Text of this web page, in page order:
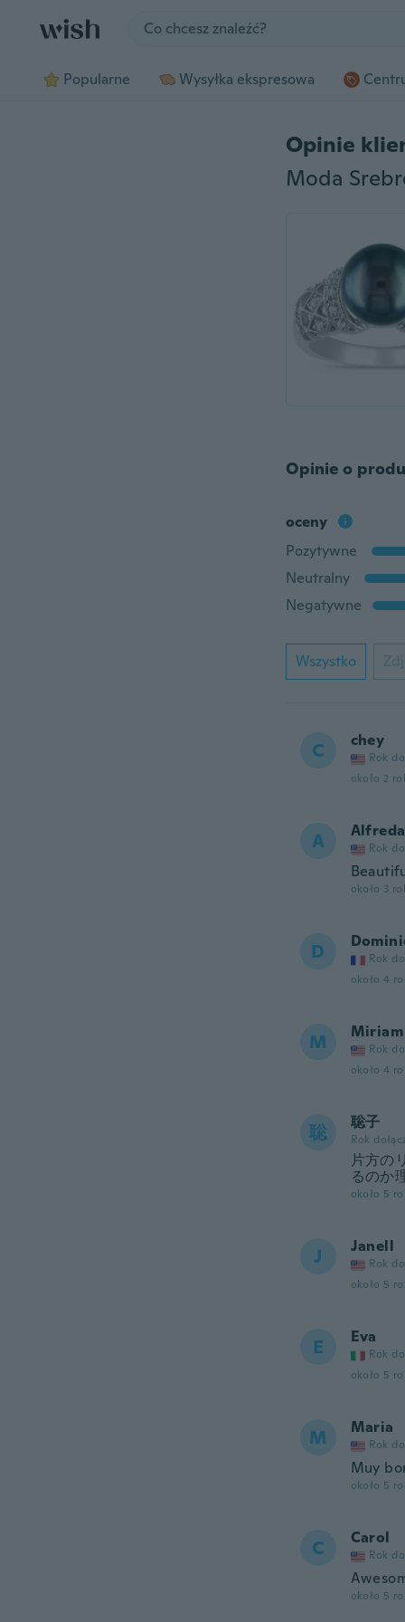
Popularne Wysyłka ekspresowa
Opinie
Opinie o
oceny
Pozytywne
Neutralny
Negatywne
Wszystko
C chey
Rok
około 2
A Alfreda
Rok
około 3
D Rok
około 4
M Miriam
Rok
około 4
聡 聡子
Rok
片方の
るのか
około 5
J Janell
Rok
około 5
E Eva
Rok
około 5
M Maria
Rok
Muy
około 5
C Carol
Rok
około 5